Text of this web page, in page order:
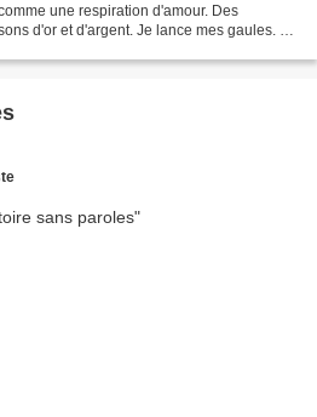
une respiration d'amour. Des
d'or et d'argent. Je lance mes gaules. A